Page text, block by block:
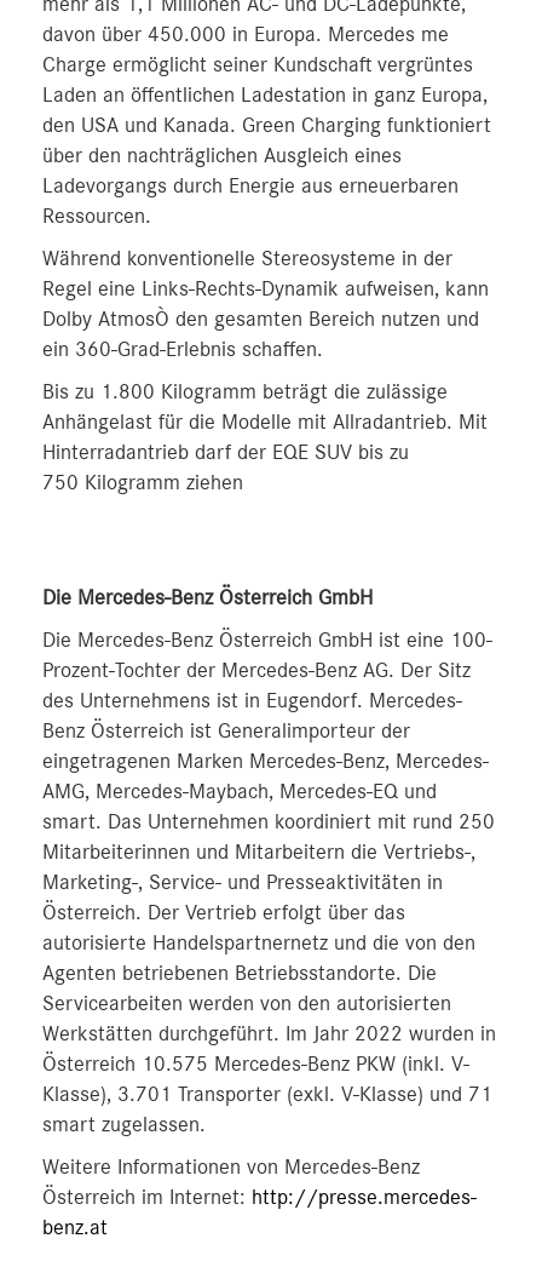
mehr als 1,1 Millionen AC- und DC-Ladepunkte,
davon über 450.000 in Europa. Mercedes me
Charge ermöglicht seiner Kundschaft vergrüntes
Laden an öffentlichen Ladestation in ganz Europa,
den USA und Kanada. Green Charging funktioniert
über den nachträglichen Ausgleich eines
Ladevorgangs durch Energie aus erneuerbaren
Ressourcen.
Während konventionelle Stereosysteme in der
Regel eine Links-Rechts-Dynamik aufweisen, kann
Dolby AtmosÒ den gesamten Bereich nutzen und
ein 360-Grad-Erlebnis schaffen.
Bis zu 1.800 Kilogramm beträgt die zulässige
Anhängelast für die Modelle mit Allradantrieb. Mit
Hinterradantrieb darf der EQE SUV bis zu
750 Kilogramm ziehen
Die Mercedes-Benz Österreich GmbH
Die Mercedes-Benz Österreich GmbH ist eine 100-
Prozent-Tochter der Mercedes-Benz AG. Der Sitz
des Unternehmens ist in Eugendorf. Mercedes-
Benz Österreich ist Generalimporteur der
eingetragenen Marken Mercedes-Benz, Mercedes-
AMG, Mercedes-Maybach, Mercedes-EQ und
smart. Das Unternehmen koordiniert mit rund 250
Mitarbeiterinnen und Mitarbeitern die Vertriebs-,
Marketing-, Service- und Presseaktivitäten in
Österreich. Der Vertrieb erfolgt über das
autorisierte Handelspartnernetz und die von den
Agenten betriebenen Betriebsstandorte. Die
Servicearbeiten werden von den autorisierten
Werkstätten durchgeführt. Im Jahr 2022 wurden in
Österreich 10.575 Mercedes-Benz PKW (inkl. V-
Klasse), 3.701 Transporter (exkl. V-Klasse) und 71
smart zugelassen.
Weitere Informationen von Mercedes-Benz
Österreich im Internet: http://presse.mercedes-
benz.at